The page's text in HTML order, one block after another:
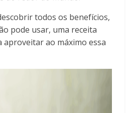
todos os benefícios,
pode usar, uma receita
aproveitar ao máximo essa